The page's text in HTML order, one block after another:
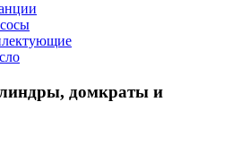
домкраты и